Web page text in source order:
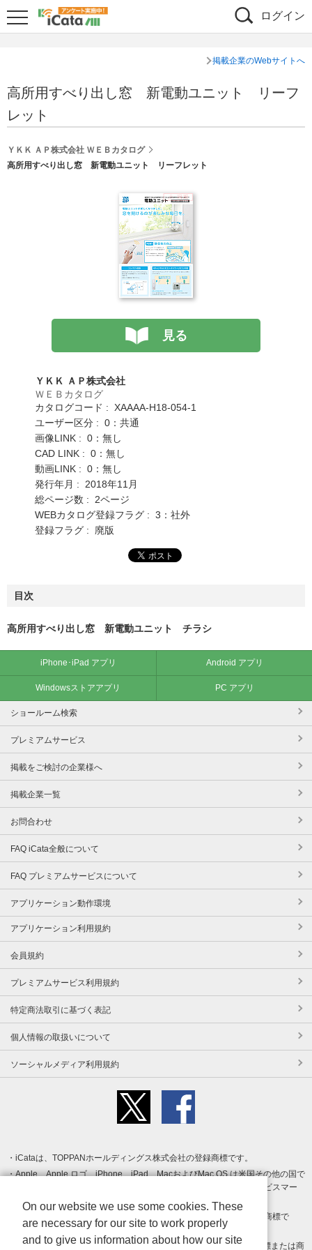
ログイン
掲載企業のWebサイトへ
高所用すべり出し窓 新電動ユニット リーフ
レット
ＹＫＫ ＡＰ株式会社 ＷＥＢカタログ
高所用すべり出し窓 新電動ユニット リーフレット
見る
ＹＫＫ ＡＰ株式会社
ＷＥＢカタログ
カタログコード : XAAAA-H18-054-1
ユーザー区分 : 0：共通
画像LINK : 0：無し
CAD LINK : 0：無し
動画LINK : 0：無し
発行年月 : 2018年11月
総ページ数 : 2ページ
WEBカタログ登録フラグ : 3：社外
登録フラグ : 廃版
目次
高所用すべり出し窓 新電動ユニット チラシ
iPhone･iPad アプリ Android アプリ
Windowsストアアプリ PC アプリ
ショールーム検索
プレミアムサービス
掲載をご検討の企業様へ
掲載企業一覧
お問合わせ
FAQ iCata全般について
FAQ プレミアムサービスについて
アプリケーション動作環境
アプリケーション利用規約
会員規約
プレミアムサービス利用規約
特定商法取引に基づく表記
個人情報の取扱いについて
ソーシャルメディア利用規約
iCataは、TOPPANホールディングス株式会社の登録商標です。
Apple、Apple ロゴ、iPhone、iPad、MacおよびMac OS は米国その他の国で
登録された Apple Inc. の商標です。App Store は Apple Inc. のサービスマー
クです。
Android、Google Play および Google Play ロゴ は Google LLC の商標で
す。
Windows は Microsoft Inc.の米国およびその他の国における登録商標または商
On our website we use some cookies. These
are necessary for our site to work properly
and to give us information about how our site